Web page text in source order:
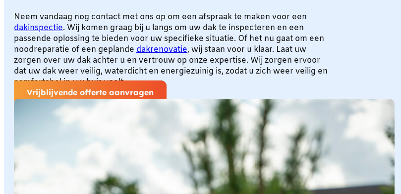
Neem vandaag nog contact met ons op om een afspraak te maken voor een
dakinspectie. Wij komen graag bij u langs om uw dak te inspecteren en een
passende oplossing te bieden voor uw specifieke situatie. Of het nu gaat om een
noodreparatie of een geplande dakrenovatie, wij staan voor u klaar. Laat uw
zorgen over uw dak achter u en vertrouw op onze expertise. Wij zorgen ervoor
dat uw dak weer veilig, waterdicht en energiezuinig is, zodat u zich weer veilig en
comfortabel in uw huis voelt.
Vrijblijvende offerte aanvragen